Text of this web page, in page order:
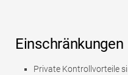
Einschränkungen
Private Kontrollvorteile